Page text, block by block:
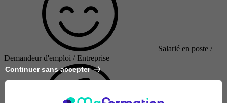
Salarié en poste /
Demandeur d'emploi / Entreprise
Continuer sans accepter